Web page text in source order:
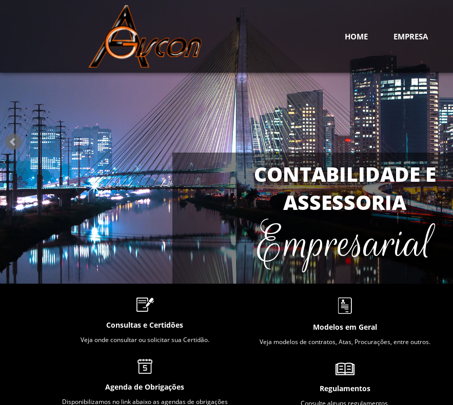
HOME EMPRESA
CONTABILIDADE E
ASSESSORIA
Empresarial
Consultas e Certidões
Veja onde consultar ou solicitar sua Certidão.
Modelos em Geral
Veja modelos de contratos, Atas, Procurações, entre outros.
Agenda de Obrigações
Disponibilizamos no link abaixo as agendas de obrigações
Regulamentos
Consulte alguns regulamentos.